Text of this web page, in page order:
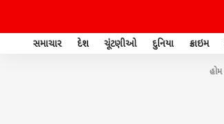
સમાચાર દેશ ચૂંટણીઓ દુનિયા ક્રાઇમ
હોમ